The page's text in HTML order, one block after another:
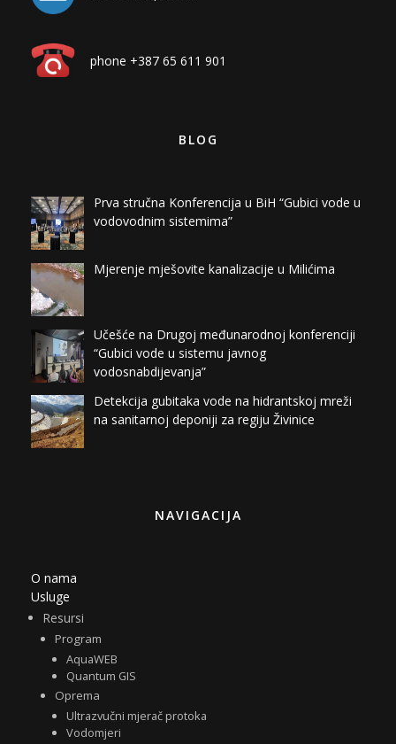
phone +387 65 611 901
BLOG
Prva stručna Konferencija u BiH “Gubici vode u
vodovodnim sistemima”
Mjerenje mješovite kanalizacije u Milićima
Učešće na Drugoj međunarodnoj konferenciji
“Gubici vode u sistemu javnog
vodosnabdijevanja”
Detekcija gubitaka vode na hidrantskoj mreži
na sanitarnoj deponiji za regiju Živinice
NAVIGACIJA
O nama
Usluge
Resursi
Program
AquaWEB
Quantum GIS
Oprema
Ultrazvučni mjerač protoka
Vodomjeri